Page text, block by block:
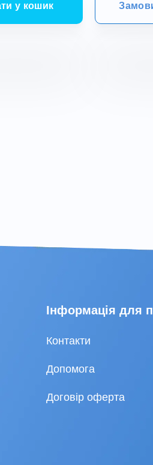
у кошик
Інформація для
Контакти
Допомога
Договір оферта